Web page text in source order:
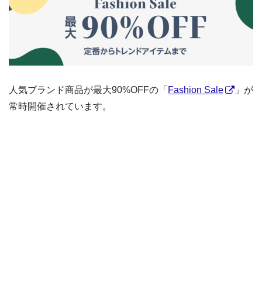
人気ブランド商品が最大90%OFFの「 Fashion Sale
」が
常時開催されています。